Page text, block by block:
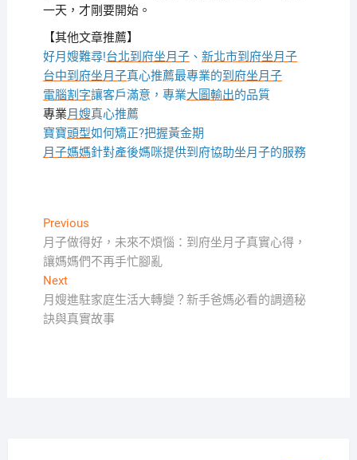
一天，才剛要開始。
【其他文章推薦】
好月嫂難尋!台北到府坐月子、 新北市到府坐月子
台中到府坐月子真心推薦最專業的到府坐月子
電腦割字讓客戶滿意，專業大圖輸出的品質
專業月嫂真心推薦
寶寶頭型如何矯正?把握黃金期
月子媽媽針對產後媽咪提供到府協助坐月子的服務
文
章
導
覽
PreviousPrevious
post:
月子做得好，未來不煩惱：到府坐月子真實心得，
讓媽媽們不再手忙腳亂
NextNext
post:
月嫂進駐家庭生活大轉變？新手爸媽必看的調適秘
訣與真實故事